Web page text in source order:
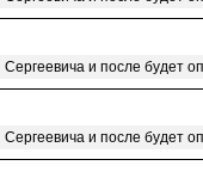
и после будет
и после будет